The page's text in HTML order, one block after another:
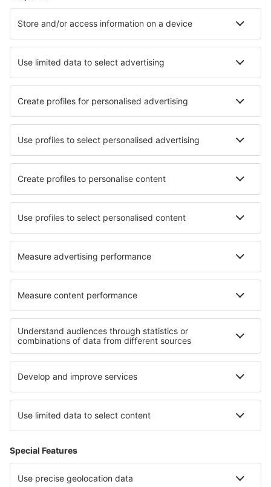
Unterkunft in Sveti Vlas Unterkunft Ihtiman
Unterkunft in Dimitrovgrad Unterkunft in Narechenski Bani
Die besten Unterkünfte - Städte
Unterkunft in Sulmona Unterkunft in Rye Brook
Unterkunft in Pointe Verte Unterkunft Mede
Unterkunft in Pfinztal Unterkunft in Maria de la Salut
Unterkunft am Sonnenstrand
Unterkunft in Östliche Rhodopen Unterkunft in Ruse
Unterkunft in Holguin Unterkunft in Cairo
Unterkunft on Ko Chang Unterkunft in Costa Norte
Unterkunft in Tennessee